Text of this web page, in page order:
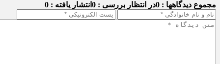
مجموع دیدگاهها : 0 در انتظار بررسی : 0 انتشار یافته : 0